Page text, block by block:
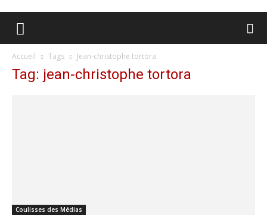
Accueil Tags Jean-christophe tortora
Tag: jean-christophe tortora
Coulisses des Médias